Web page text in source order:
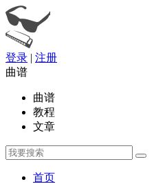
登录 | 注册
曲谱
曲谱
教程
文章
首页